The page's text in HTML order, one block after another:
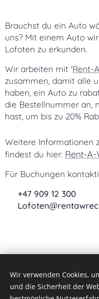
Brauchst du ein Auto
uns? Mit einem Auto
Lofoten zu erkunden.
Wir arbeiten mit 'Rent-
zusammen, damit alle
haben, ein Auto zu
die Bestellnummer an,
hast, um bis zu 20%
Weitere Informationen
findest du hier: Rent-
Für Buchungen
📞 +47 909 12 300
📧
Stamsund
Wir verwenden Cookies,
und die Sicherheit der